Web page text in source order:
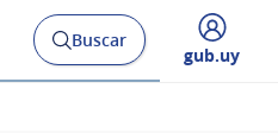
Abrir
buscador
Buscar
Desplegar
gub.uy